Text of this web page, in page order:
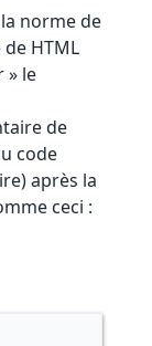
norme de
HTML
» le
de
code
après la
ceci :